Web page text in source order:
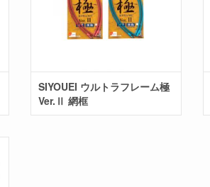
SIYOUEI ウルトラフレーム極
Ver.Ⅱ 網框